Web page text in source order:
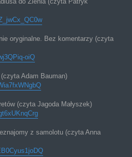
oryginalne. Bez komentarzy (czyta
oiQ
Adam Bauman)
(czyta Jagoda Małyszek)
z samolotu (czyta Anna